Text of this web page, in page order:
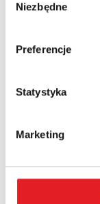
zgody
Niezbędne
Preferencje
Statystyka
Marketing
Województwo:
Treść: *